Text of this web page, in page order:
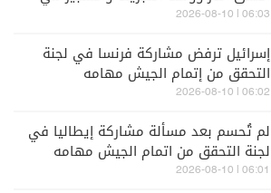
الجنوب والقبول بمناطق تجريبية جديدة
06:03 | 2026-08-10
إسرائيل ترفض مشاركة فرنسا في لجنة
التحقق من إتمام الجيش مهامه
بالمناطق التجريبية (سكاي نيوز)
06:02 | 2026-08-10
لم تُحسم بعد مسألة مشاركة إيطاليا في
لجنة التحقق من اتمام الجيش مهامه
بالمناطق التجريبية (سكاي نيوز)
06:01 | 2026-08-10